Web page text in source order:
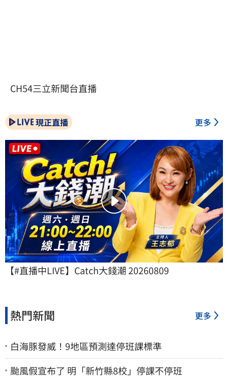
CH54三立新聞台直播
現正直播 更多
【#直播中LIVE】Catch大錢潮 20260809
熱門新聞 更多
白海豚發威！9地區預測達停班課標準
颱風假宣布了 明「新竹縣8校」停課不停班